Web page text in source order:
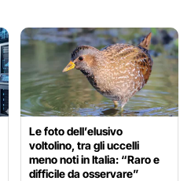
Le foto dell’elusivo
voltolino, tra gli uccelli
meno noti in Italia: “Raro e
difficile da osservare”